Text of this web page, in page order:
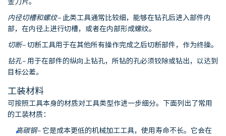
内径切槽和螺纹– 此类工具通常比较细，能够在钻孔后进入部件内
部，在内径上进行切槽，或者在内部形成螺纹。
切断–切断工具用于在其他所有操作完成之后切断部件，作为终操。
钻孔–用于在部件的纵向上钻孔，所钻的孔必须铰除或钻出，以达到
目标公差。
工装材料
可按照工具本身的材质对工具类型作进一步细分。下面列出了常用
的工装材质：
高碳钢– 它是成本更低的机械加工工具，使用寿命不长。它会在